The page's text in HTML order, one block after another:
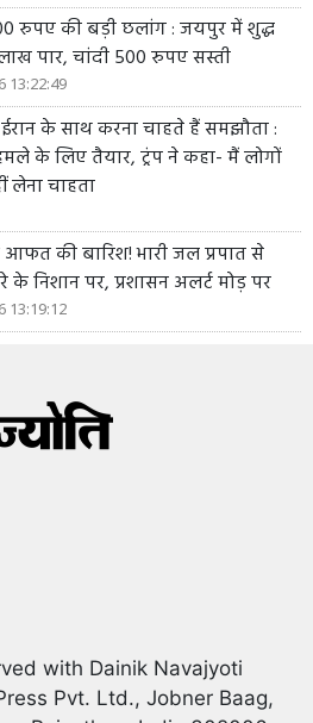
रुपए की बड़ी छलांग : जयपुर में शुद्ध
पार, चांदी 500 रुपए सस्ती
13:22:49
के साथ करना चाहते हैं समझौता :
के लिए तैयार, ट्रंप ने कहा- मैं लोगों
लेना चाहता
आफत की बारिश! भारी जल प्रपात से
के निशान पर, प्रशासन अलर्ट मोड़ पर
13:19:12
with Dainik Navajyoti
Pvt. Ltd., Jobner Baag,